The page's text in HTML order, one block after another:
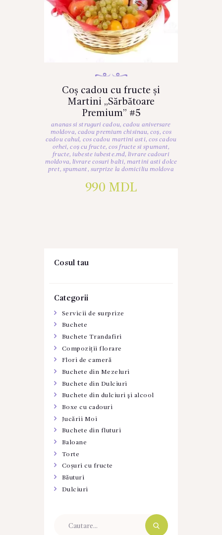
Coș cadou cu fructe și
Martini „Sărbătoare
Premium” #5
ananas si struguri cadou, cadou aniversare
moldova, cadou premium chisinau,coș, cos
cadou cahul, cos cadou martini asti, cos cadou
orhei,coș cu fructe, cos fructe si spumant,
fructe, iubeste iubeste.md,livrare cadouri
moldova, livrare cosuri balti,martini asti dolce
pret, spumant, surprize la domiciliu moldova
990 MDL
Cosul tau
Categorii
Servicii de surprize
Buchete
Buchete Trandafiri
Compoziții florare
Flori de cameră
Buchete din Mezeluri
Buchete din Dulciuri
Buchete din dulciuri şi alcool
Boxe cu cadouri
Jucării Moi
Buchete din fluturi
Baloane
Torte
Coșuri cu fructe
Băuturi
Dulciuri